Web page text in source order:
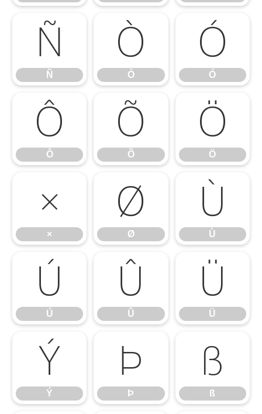
Ñ
Ñ
Ò
Ò
Ó
Ó
Ô
Ô
Õ
Õ
Ö
Ö
×
×
Ø
Ø
Ù
Ù
Ú
Ú
Û
Û
Ü
Ü
Ý
Ý
Þ
Þ
ß
ß